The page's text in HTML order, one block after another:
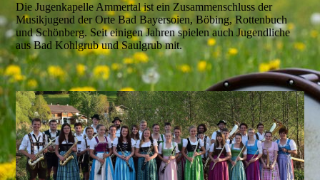
Die Jugenkapelle Ammertal ist ein Zusammenschluss der
Musikjugend der Orte Bad Bayersoien, Böbing, Rottenbuch
und Schönberg. Seit einigen Jahren spielen auch Jugendliche
aus Bad Kohlgrub und Saulgrub mit.